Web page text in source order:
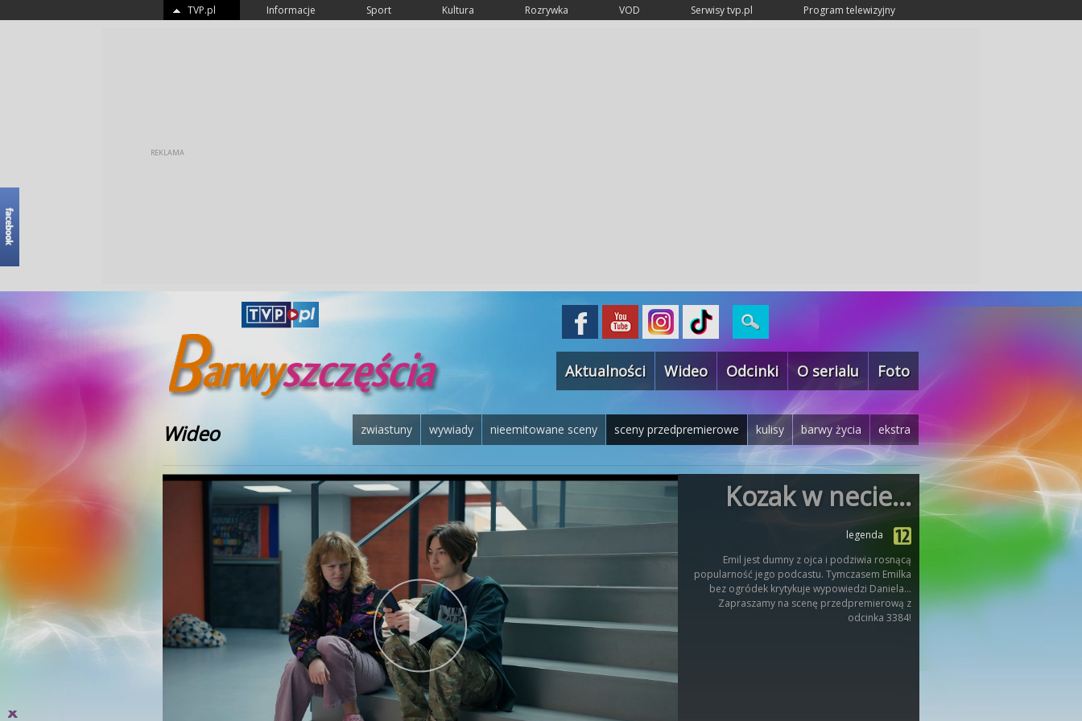
TVP.pl Informacje Sport Kultura Rozrywka VOD Serwisy tvp.pl Program telewizyjny
Aktualności Wideo Odcinki O serialu Foto
Wideo ekstra
barwy życia
kulisy
sceny przedpremierowe
nieemitowane sceny
wywiady
zwiastuny
Kozak w necie…
legenda
Emil jest dumny z ojca i podziwia rosnącą
popularność jego podcastu. Tymczasem Emilka
bez ogródek krytykuje wypowiedzi Daniela…
Zapraszamy na scenę przedpremierową z
odcinka 3384!